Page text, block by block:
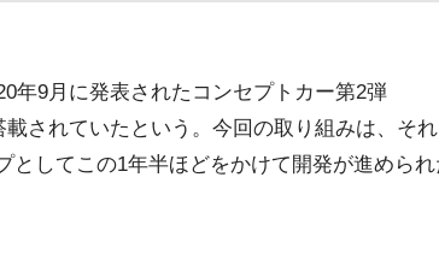
年9月に発表されたコンセプトカー第2弾
載されていたという。今回の取り組みは、そ
としてこの1年半ほどをかけて開発が進められ